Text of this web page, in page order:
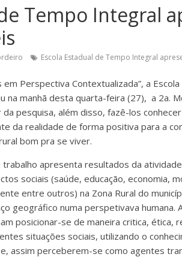
Tempo Integral
Escola Estadual de Tempo Integral
em Perspectiva Contextualizada”, a
na manhã desta quarta-feira (27), a 2a.
pesquisa, além disso, fazê-los
da realidade de forma positiva para a
bom pra se viver.
trabalho apresenta resultados da
sociais (saúde, educação, economia,
entre outros) na Zona Rural do
geográfico numa perspetivava
posicionar-se de maneira critica, ética,
situações sociais, utilizando o
assim perceberem-se como agentes